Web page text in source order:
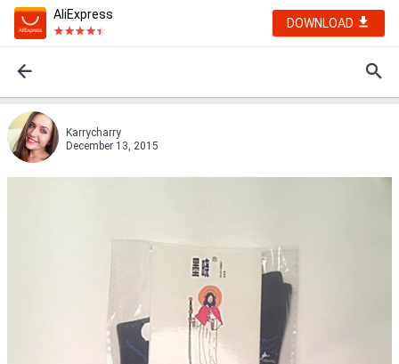
AliExpress
DOWNLOAD
Karrycharry
December 13, 2015